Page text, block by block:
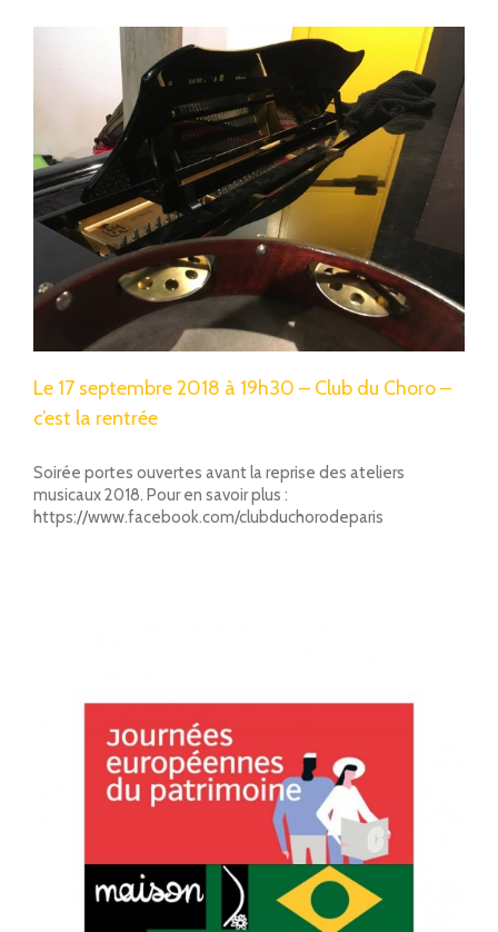
Le 17 septembre 2018 à 19h30 – Club du Choro –
c’est la rentrée
Soirée portes ouvertes avant la reprise des ateliers
musicaux 2018. Pour en savoir plus :
https://www.facebook.com/clubduchorodeparis